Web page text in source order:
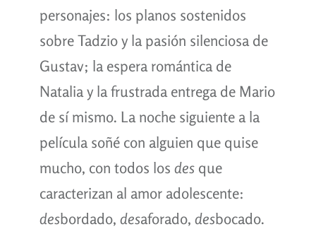
personajes: los planos sostenidos
sobre Tadzio y la pasión silenciosa de
Gustav; la espera romántica de
Natalia y la frustrada entrega de Mario
de sí mismo. La noche siguiente a la
película soñé con alguien que quise
mucho, con todos los des que
caracterizan al amor adolescente:
desbordado, desaforado, desbocado.